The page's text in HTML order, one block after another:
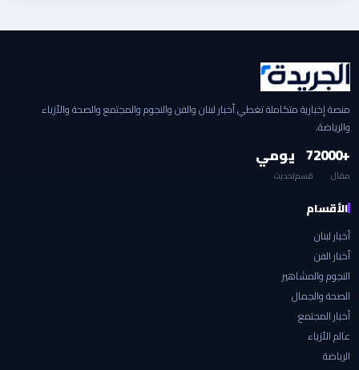
منصة إخبارية متكاملة تغطي أخبار لبنان والفن والنجوم والمجتمع والصحة والأزياء
والرياضة.
+2000
مقال
7
قسم
يومي
تحديث
الأقسام
أخبار لبنان
أخبار الفن
النجوم والمشاهير
الصحة والجمال
أخبار المجتمع
عالم الأزياء
الرياضة